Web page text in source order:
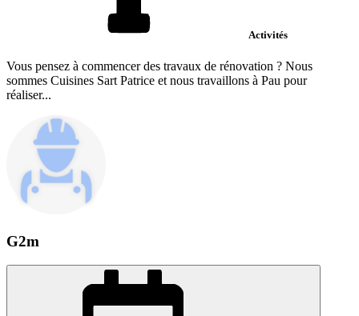
Activités
Vous pensez à commencer des travaux de rénovation ? Nous
sommes Cuisines Sart Patrice et nous travaillons à Pau pour
réaliser...
G2m